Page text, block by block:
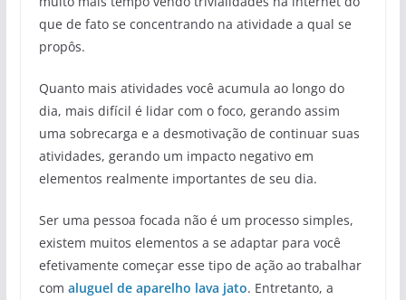
que de fato se concentrando na atividade a qual se
propôs.
Quanto mais atividades você acumula ao longo do
dia, mais difícil é lidar com o foco, gerando assim
uma sobrecarga e a desmotivação de continuar suas
atividades, gerando um impacto negativo em
elementos realmente importantes de seu dia.
Ser uma pessoa focada não é um processo simples,
existem muitos elementos a se adaptar para você
efetivamente começar esse tipo de ação ao trabalhar
com aluguel de aparelho lava jato. Entretanto, a